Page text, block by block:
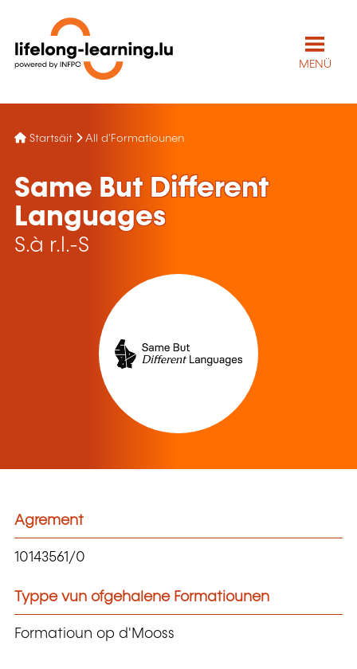
MENÜ
Startsäit All d'Formatiounen
Same But Different
Languages
S.à r.l.-S
Agrement
10143561/0
Typpe vun ofgehalene Formatiounen
Formatioun op d'Mooss